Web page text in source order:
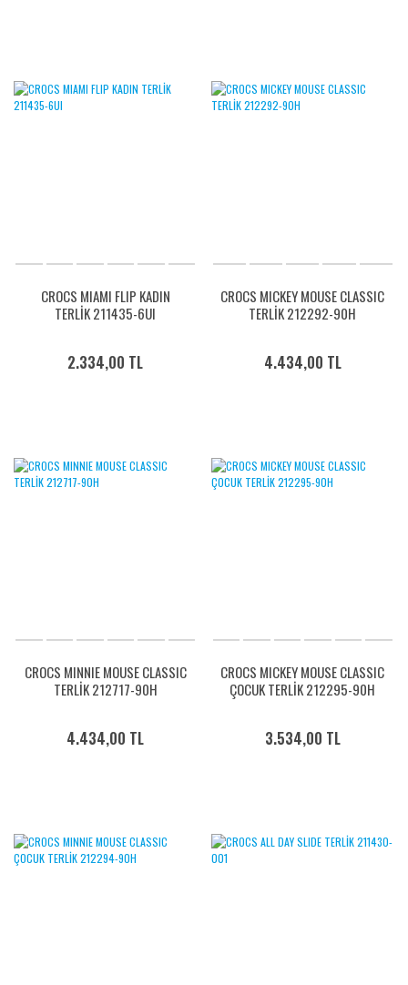
CROCS MIAMI FLIP KADIN
TERLİK 211435-6UI
2.334,00 TL
CROCS MICKEY MOUSE CLASSIC
TERLİK 212292-90H
4.434,00 TL
CROCS MINNIE MOUSE CLASSIC
TERLİK 212717-90H
4.434,00 TL
CROCS MICKEY MOUSE CLASSIC
ÇOCUK TERLİK 212295-90H
3.534,00 TL